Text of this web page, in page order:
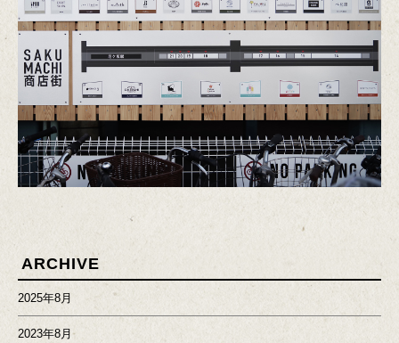
ARCHIVE
2025年8月
2023年8月